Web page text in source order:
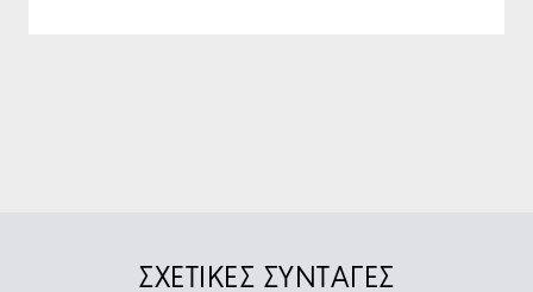
ΣΧΕΤΙΚΕΣ ΣΥΝΤΑΓΕΣ